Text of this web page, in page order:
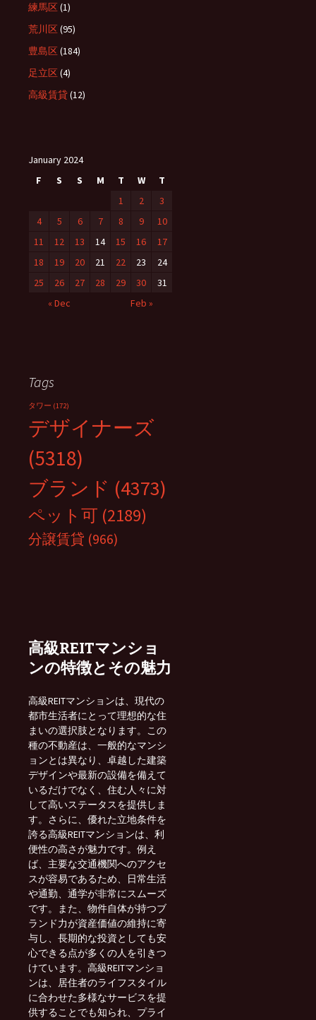
練馬区(1)
荒川区(95)
豊島区(184)
足立区(4)
高級賃貸(12)
January 2024
F
S S M T W T
« Dec Feb »
1 2
3
4
5 6 7 8 9
10
11
12 13 14 15 16
17
18
19 20 21 22 23
24
25
26 27 28 29 30 31
Tags
タワー (172)
デザイナーズ
(5318)
ブランド (4373)
ペット可 (2189)
分譲賃貸 (966)
高級REITマンショ
ンの特徴とその魅力
高級REITマンションは、現代の
都市生活者にとって理想的な住
まいの選択肢となります。この
種の不動産は、一般的なマンシ
ョンとは異なり、卓越した建築
デザインや最新の設備を備えて
いるだけでなく、住む人々に対
して高いステータスを提供しま
す。さらに、優れた立地条件を
誇る高級REITマンションは、利
便性の高さが魅力です。例え
ば、主要な交通機関へのアクセ
スが容易であるため、日常生活
や通勤、通学が非常にスムーズ
です。また、物件自体が持つブ
ランド力が資産価値の維持に寄
与し、長期的な投資としても安
心できる点が多くの人を引きつ
けています。高級REITマンショ
ンは、居住者のライフスタイル
に合わせた多様なサービスを提
供することでも知られ、プライ